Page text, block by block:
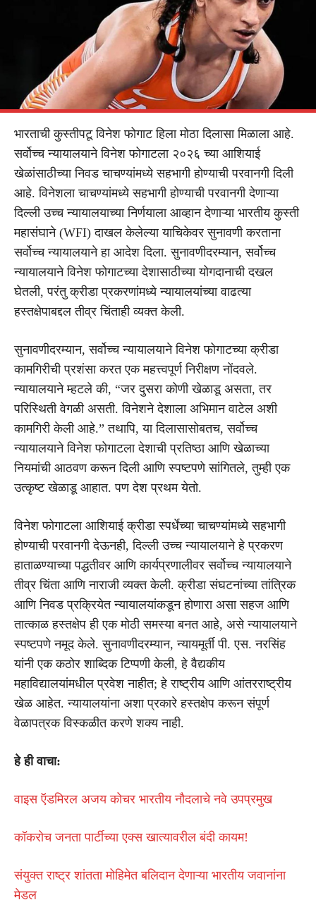
भारताची कुस्तीपटू विनेश फोगाट हिला मोठा दिलासा मिळाला आहे.
सर्वोच्च न्यायालयाने विनेश फोगाटला २०२६ च्या आशियाई
खेळांसाठीच्या निवड चाचण्यांमध्ये सहभागी होण्याची परवानगी दिली
आहे. विनेशला चाचण्यांमध्ये सहभागी होण्याची परवानगी देणाऱ्या
दिल्ली उच्च न्यायालयाच्या निर्णयाला आव्हान देणाऱ्या भारतीय कुस्ती
महासंघाने (WFI) दाखल केलेल्या याचिकेवर सुनावणी करताना
सर्वोच्च न्यायालयाने हा आदेश दिला. सुनावणीदरम्यान, सर्वोच्च
न्यायालयाने विनेश फोगाटच्या देशासाठीच्या योगदानाची दखल
घेतली, परंतु क्रीडा प्रकरणांमध्ये न्यायालयांच्या वाढत्या
हस्तक्षेपाबद्दल तीव्र चिंताही व्यक्त केली.
सुनावणीदरम्यान, सर्वोच्च न्यायालयाने विनेश फोगाटच्या क्रीडा
कामगिरीची प्रशंसा करत एक महत्त्वपूर्ण निरीक्षण नोंदवले.
न्यायालयाने म्हटले की, “जर दुसरा कोणी खेळाडू असता, तर
परिस्थिती वेगळी असती. विनेशने देशाला अभिमान वाटेल अशी
कामगिरी केली आहे.” तथापि, या दिलासासोबतच, सर्वोच्च
न्यायालयाने विनेश फोगाटला देशाची प्रतिष्ठा आणि खेळाच्या
नियमांची आठवण करून दिली आणि स्पष्टपणे सांगितले, तुम्ही एक
उत्कृष्ट खेळाडू आहात. पण देश प्रथम येतो.
विनेश फोगाटला आशियाई क्रीडा स्पर्धेच्या चाचण्यांमध्ये सहभागी
होण्याची परवानगी देऊनही, दिल्ली उच्च न्यायालयाने हे प्रकरण
हाताळण्याच्या पद्धतीवर आणि कार्यप्रणालीवर सर्वोच्च न्यायालयाने
तीव्र चिंता आणि नाराजी व्यक्त केली. क्रीडा संघटनांच्या तांत्रिक
आणि निवड प्रक्रियेत न्यायालयांकडून होणारा असा सहज आणि
तात्काळ हस्तक्षेप ही एक मोठी समस्या बनत आहे, असे न्यायालयाने
स्पष्टपणे नमूद केले. सुनावणीदरम्यान, न्यायमूर्ती पी. एस. नरसिंह
यांनी एक कठोर शाब्दिक टिप्पणी केली, हे वैद्यकीय
महाविद्यालयांमधील प्रवेश नाहीत; हे राष्ट्रीय आणि आंतरराष्ट्रीय
खेळ आहेत. न्यायालयांना अशा प्रकारे हस्तक्षेप करून संपूर्ण
वेळापत्रक विस्कळीत करणे शक्य नाही.
हे ही वाचा:
वाइस ऍडमिरल अजय कोचर भारतीय नौदलाचे नवे उपप्रमुख
कॉकरोच जनता पार्टीच्या एक्स खात्यावरील बंदी कायम!
संयुक्त राष्ट्र शांतता मोहिमेत बलिदान देणाऱ्या भारतीय जवानांना
मेडल